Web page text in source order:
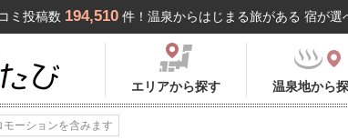
ミ投稿数 194,510 件！温泉からはじまる旅がある 宿が選
エリアから探す 温泉地から
ーションを含みます